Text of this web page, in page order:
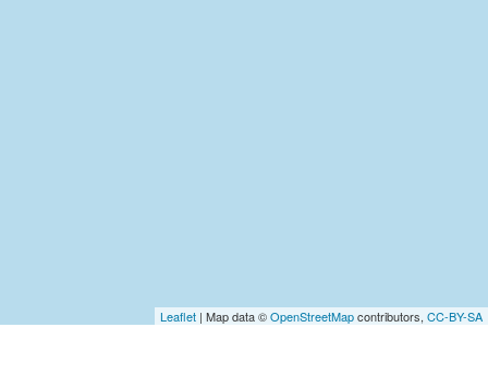
Leaflet | Map data ©OpenStreetMapcontributors, CC-BY-SA